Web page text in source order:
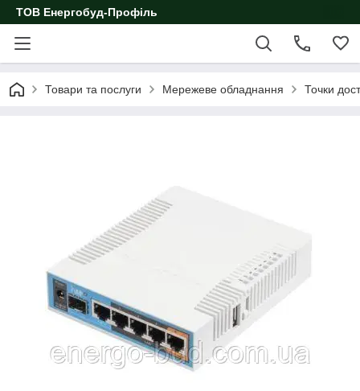
ТОВ Енергобуд-Профіль
Товари та послуги Мережеве обладнання Точки